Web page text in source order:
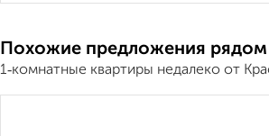
Похожие предложения рядом
1‑комнатные квартиры недалеко от